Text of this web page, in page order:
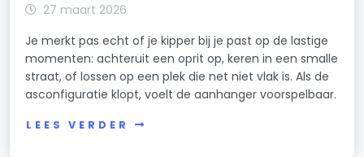
27 maart 2026
Je merkt pas echt of je kipper bij je past op de lastige
momenten: achteruit een oprit op, keren in een smalle
straat, of lossen op een plek die net niet vlak is. Als de
asconfiguratie klopt, voelt de aanhanger voorspelbaar.
LEES VERDER